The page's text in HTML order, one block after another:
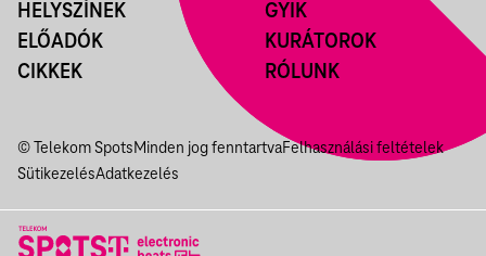
HELYSZÍNEK
ELŐADÓK
CIKKEK
GYIK
KURÁTOROK
RÓLUNK
© Telekom SpotsMinden jog fenntartvaFelhasználási feltételek
SütikezelésAdatkezelés